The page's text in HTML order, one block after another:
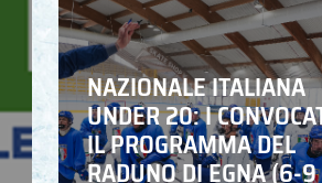
NAZIONALE ITALIANA
UNDER 20: I
IL PROGRAMMA DEL
RADUNO DI EGNA (6-9